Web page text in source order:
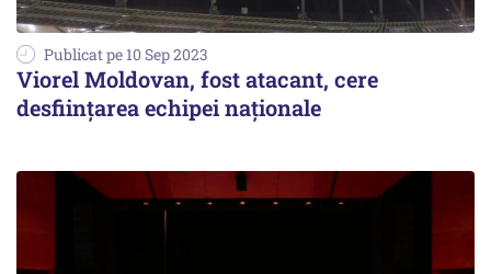
Publicat pe 10 Sep 2023
Viorel Moldovan, fost atacant, cere
desfiinţarea echipei naţionale